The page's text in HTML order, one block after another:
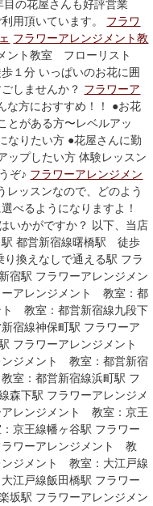
の花屋さんも好評営業
用頂いています。 フラワ
フラワーアレンジメント教
ント教室 フローリスト
１分 いっぱいのお花に囲
しませんか？ フラワーア
な方におすすめ！！ ●お花
とがある方〜レベルアッ
なりたい方 ●花屋さんに勤
ップしたい方 体験レッスン
ぞ♪ フラワーアレンジメン
レッスンなので、どのよう
べるようになりますよ！
いかがですか？ 以下、当店
駅 都営新宿線曙橋駅 徒歩
換えなしで通える駅 フラ
宿駅 フラワーアレンジメン
アレンジメント 教室：都
ト 教室：都営新宿線九段下
宿線神保町駅 フラワーア
フラワーアレンジメント
ンジメント 教室：都営新宿
室：都営新宿線浜町駅 フ
森下駅 フラワーアレンジメ
レンジメント 教室：京王
京王線幡ヶ谷駅 フラワー
ワーアレンジメント 教
ンジメント 教室：大江戸線
江戸線飯田橋駅 フラワー
坂駅 フラワーアレンジメン